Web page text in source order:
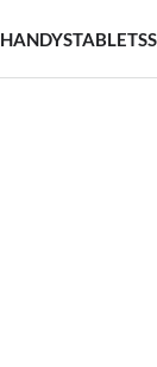
HANDYSTABLETS